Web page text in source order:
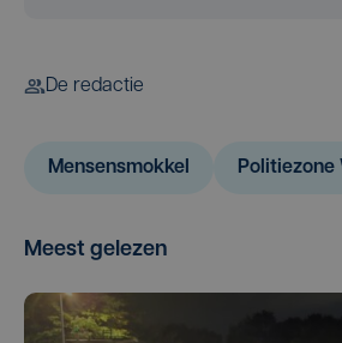
De redactie
Mensensmokkel
Meest gelezen